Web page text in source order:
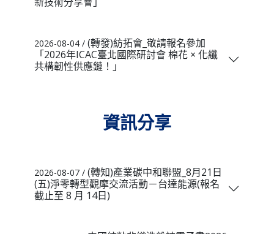
2026-08-04 / (轉發)紡拓會_敬請報名參加
「2026年ICAC臺北國際研討會 棉花 × 化纖
共構韌性供應鏈！」
資訊分享
2026-08-07 / (轉知)產業碳中和聯盟_8月21日
(五)淨零轉型觀摩交流活動－台達能源(報名
截止至 8 月 14日)